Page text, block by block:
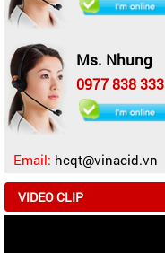
Ms. Nhung
0977 838 333
Email: hcqt@vinacid.vn
VIDEO CLIP